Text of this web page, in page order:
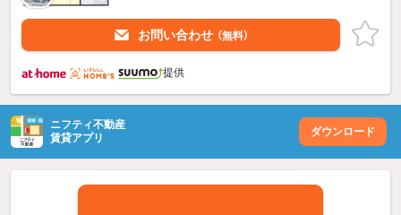
お問い合わせ （無料）
提供
ニフティ不動産
賃貸アプリ
ダウンロード